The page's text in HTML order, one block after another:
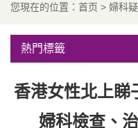
您現在的位置： 首页 > 婦科
熱門標籤
香港女性北上睇
婦科檢查、